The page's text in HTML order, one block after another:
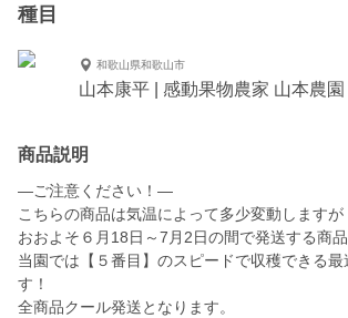
種目
和歌山県和歌山市
山本康平 | 感動果物農家 山本農園
商品説明
—ご注意ください！—
こちらの商品は気温によって多少変動しますが
おおよそ６月18日～7月2日の間で発送する商品
当園では【５番目】のスピードで収穫できる
す！
全商品クール発送となります。